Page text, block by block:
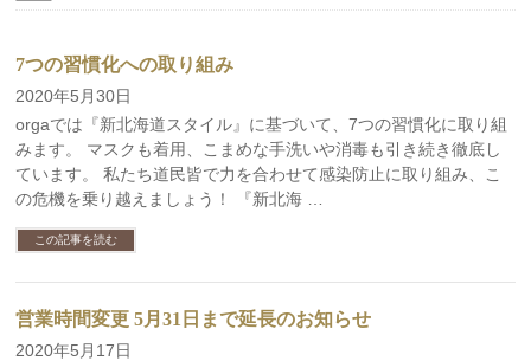
7つの習慣化への取り組み
2020年5月30日
orgaでは『新北海道スタイル』に基づいて、7つの習慣化に取り組
みます。 マスクも着用、こまめな手洗いや消毒も引き続き徹底し
ています。 私たち道民皆で力を合わせて感染防止に取り組み、こ
の危機を乗り越えましょう！ 『新北海 …
この記事を読む
営業時間変更 5月31日まで延長のお知らせ
2020年5月17日